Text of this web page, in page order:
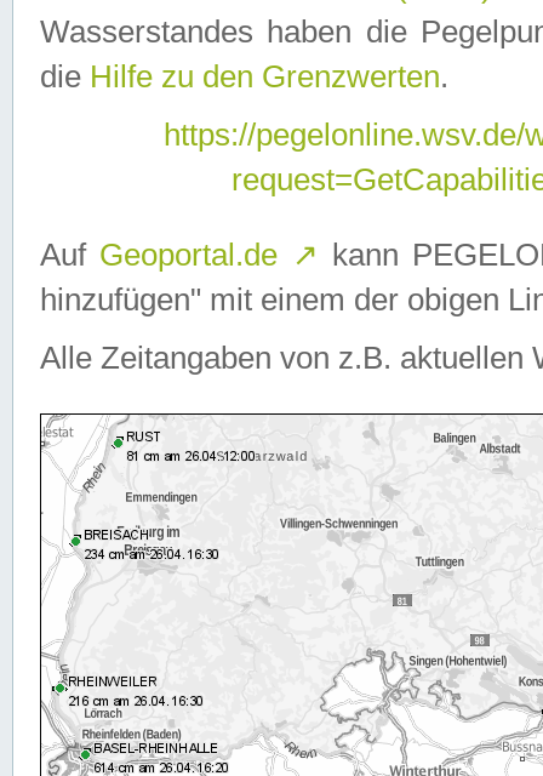
Wasserstandes haben die
die Hilfe zu den Grenzwerten.
https://
Auf Geoportal.de ↗ kann
hinzufügen" mit einem der obigen
Alle Zeitangaben von z.B. aktuellen